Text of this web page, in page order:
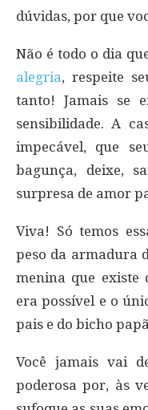
dúvidas, por que
Não é todo o dia
alegria, respeite
tanto! Jamais se
sensibilidade. A
impecável, que
bagunça, deixe,
surpresa de amor
Viva! Só temos
peso da armadura
menina que existe
era possível e o
pais e do bicho
Você jamais vai
poderosa por, às